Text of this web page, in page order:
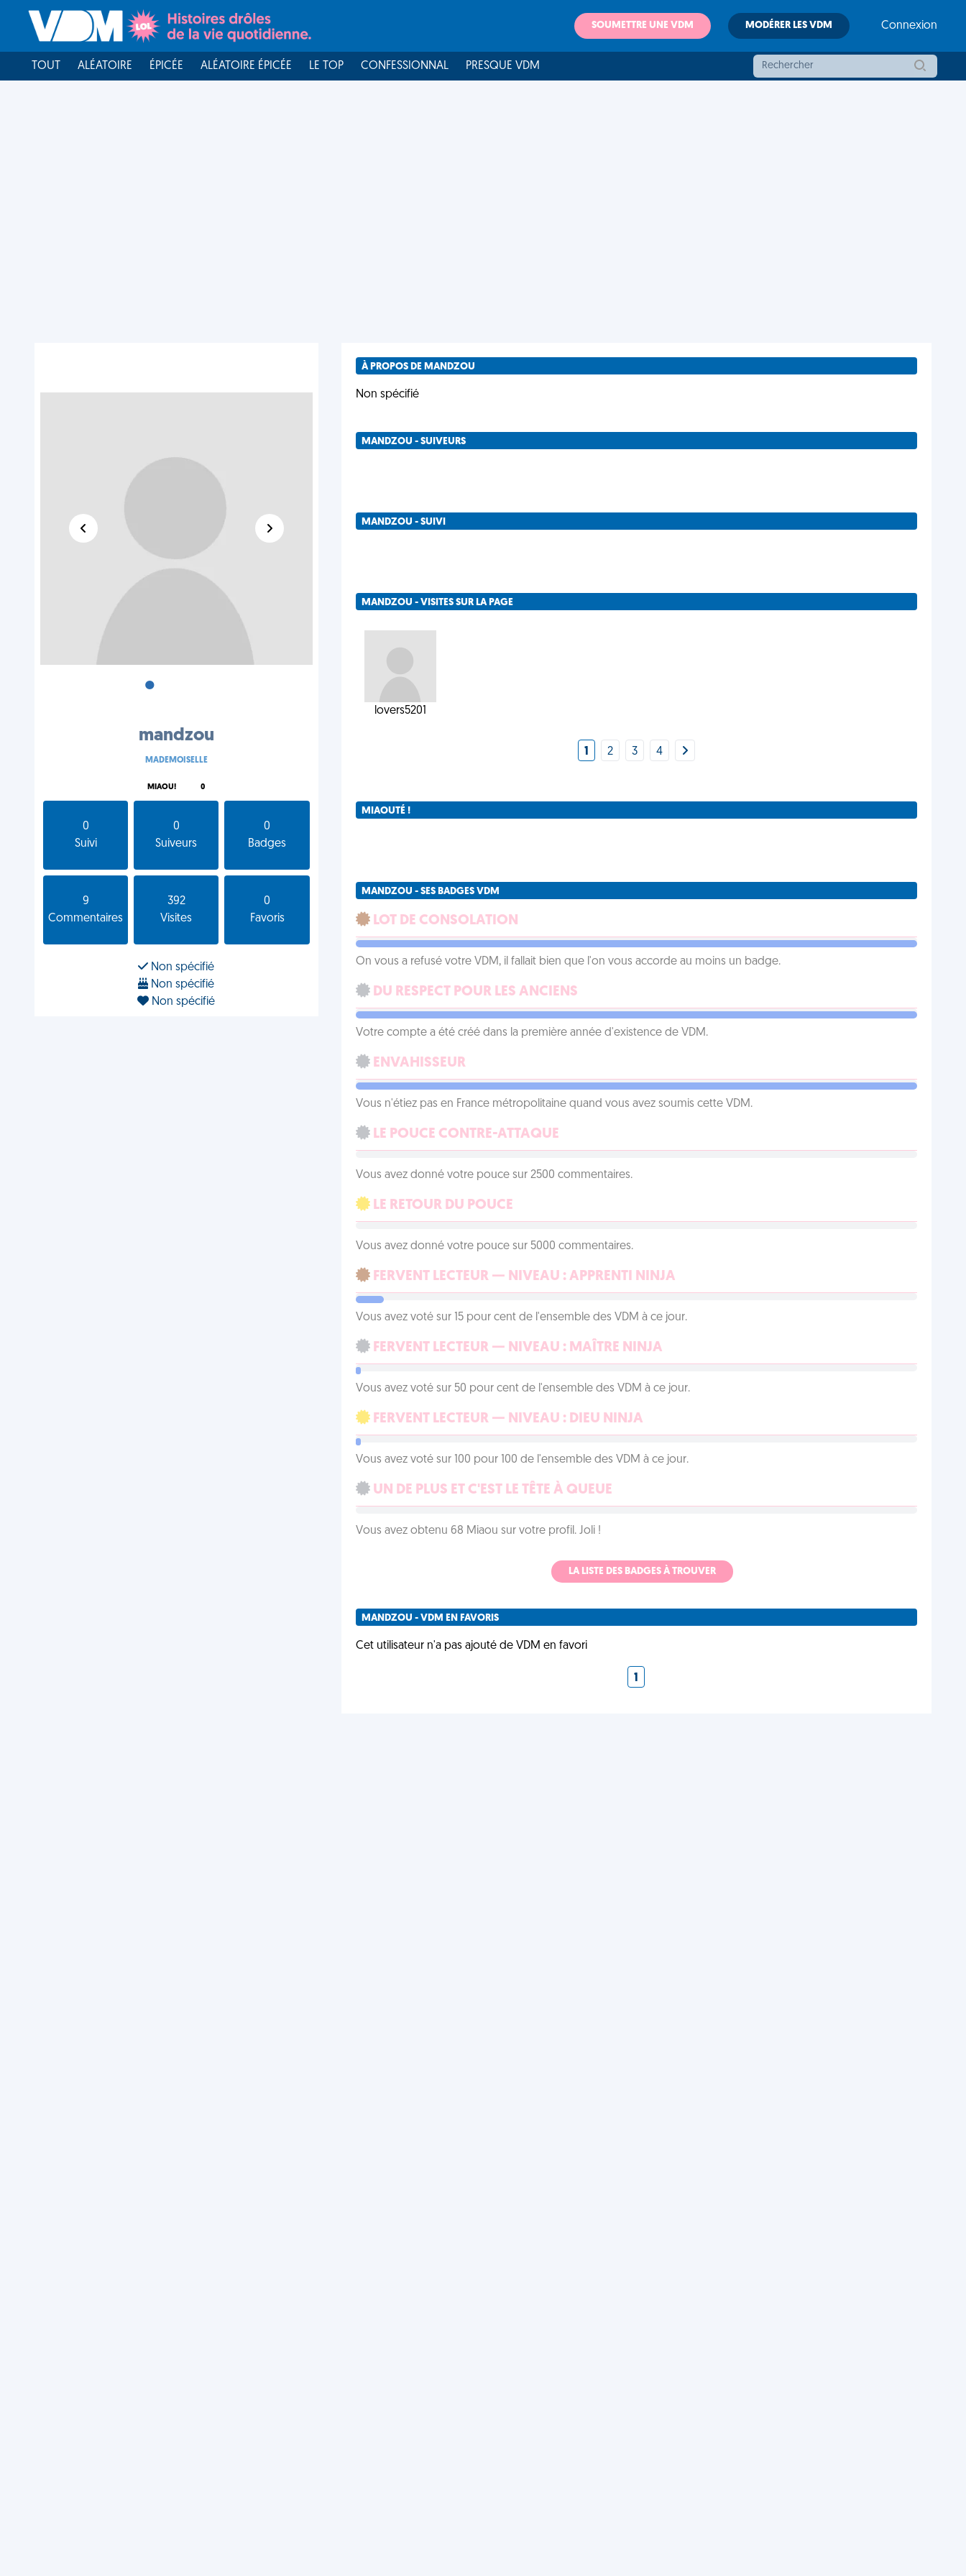
SOUMETTRE UNE VDM MODÉRER LES VDM Connexion
TOUT ALÉATOIRE ÉPICÉE ALÉATOIRE ÉPICÉE LE TOP CONFESSIONNAL PRESQUE VDM
•
mandzou
MADEMOISELLE
MIAOU! 0
0
Suivi
0
Suiveurs
0
Badges
9
Commentaires
392
Visites
0
Favoris
Non spécifié
Non spécifié
Non spécifié
À PROPOS DE MANDZOU
Non spécifié
MANDZOU - SUIVEURS
MANDZOU - SUIVI
MANDZOU - VISITES SUR LA PAGE
lovers5201
1 2 3 4
MIAOUTÉ !
MANDZOU - SES BADGES VDM
LOT DE CONSOLATION
On vous a refusé votre VDM, il fallait bien que l'on vous accorde au moins un badge.
DU RESPECT POUR LES ANCIENS
Votre compte a été créé dans la première année d'existence de VDM.
ENVAHISSEUR
Vous n'étiez pas en France métropolitaine quand vous avez soumis cette VDM.
LE POUCE CONTRE-ATTAQUE
Vous avez donné votre pouce sur 2500 commentaires.
LE RETOUR DU POUCE
Vous avez donné votre pouce sur 5000 commentaires.
FERVENT LECTEUR — NIVEAU : APPRENTI NINJA
Vous avez voté sur 15 pour cent de l'ensemble des VDM à ce jour.
FERVENT LECTEUR — NIVEAU : MAÎTRE NINJA
Vous avez voté sur 50 pour cent de l'ensemble des VDM à ce jour.
FERVENT LECTEUR — NIVEAU : DIEU NINJA
Vous avez voté sur 100 pour 100 de l'ensemble des VDM à ce jour.
UN DE PLUS ET C'EST LE TÊTE À QUEUE
Vous avez obtenu 68 Miaou sur votre profil. Joli !
LA LISTE DES BADGES À TROUVER
MANDZOU - VDM EN FAVORIS
Cet utilisateur n'a pas ajouté de VDM en favori
1